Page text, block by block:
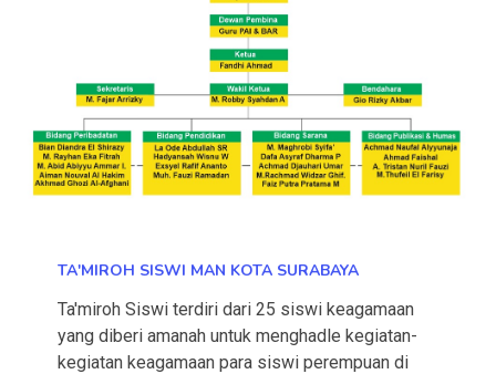
TA'MIROH SISWI MAN KOTA SURABAYA
Ta'miroh Siswi terdiri dari 25 siswi keagamaan
yang diberi amanah untuk menghadle kegiatan-
kegiatan keagamaan para siswi perempuan di